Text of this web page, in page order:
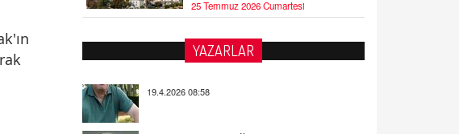
25 Temmuz 2026 Cumartesi
YAZARLAR
AHMED ÇITLAKOĞLU